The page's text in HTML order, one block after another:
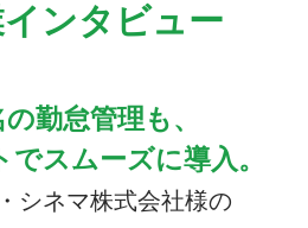
ンタビュー
勤怠管理も、
スムーズに導入。
シネマ株式会社様の